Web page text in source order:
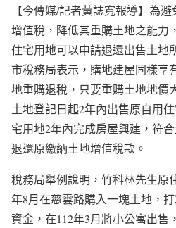
【今傳媒/記者黃誌寬報導】為
增值稅，降低其重購土地之能力
住宅用地可以申請退還出售土地
市稅務局表示，購地建屋同樣享
地重購退稅，只要重購土地地價
土地登記日起2年內出售原自用
宅用地2年內完成房屋興建，符
退還原繳納土地增值稅款。
稅務局舉例說明，竹科林先生原
年8月在慈雲路購入一塊土地，
資金，在112年3月將小公寓出售